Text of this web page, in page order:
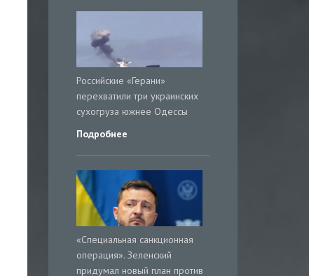
Российские «Герани»
перехватили три украинских
сухогруза южнее Одессы
Подробнее
«Специальная санкционная
операция». Зеленский
придумал новый план против